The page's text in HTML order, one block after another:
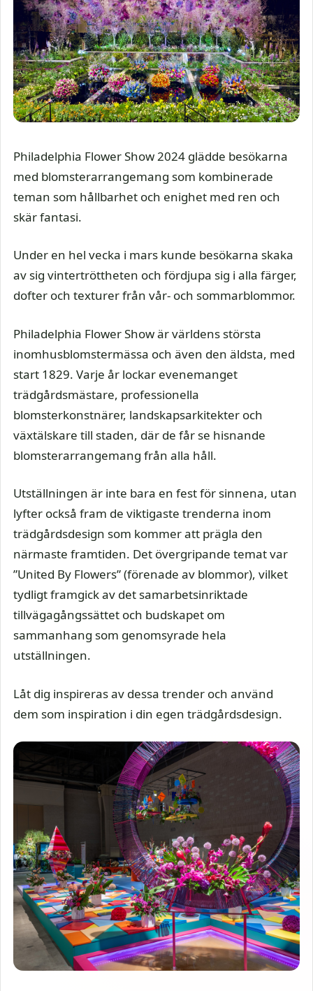
Philadelphia Flower Show 2024 glädde besökarna
med blomsterarrangemang som kombinerade
teman som hållbarhet och enighet med ren och
skär fantasi.
Under en hel vecka i mars kunde besökarna skaka
av sig vintertröttheten och fördjupa sig i alla färger,
dofter och texturer från vår- och sommarblommor.
Philadelphia Flower Show är världens största
inomhusblomstermässa och även den äldsta, med
start 1829. Varje år lockar evenemanget
trädgårdsmästare, professionella
blomsterkonstnärer, landskapsarkitekter och
växtälskare till staden, där de får se hisnande
blomsterarrangemang från alla håll.
Utställningen är inte bara en fest för sinnena, utan
lyfter också fram de viktigaste trenderna inom
trädgårdsdesign som kommer att prägla den
närmaste framtiden. Det övergripande temat var
”United By Flowers” (förenade av blommor), vilket
tydligt framgick av det samarbetsinriktade
tillvägagångssättet och budskapet om
sammanhang som genomsyrade hela
utställningen.
Låt dig inspireras av dessa trender och använd
dem som inspiration i din egen trädgårdsdesign.